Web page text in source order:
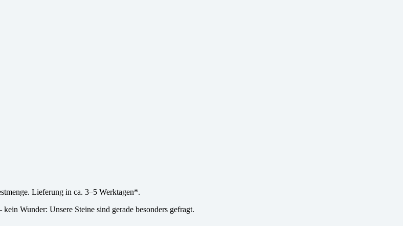
Lieferung in ca. 3–5 Werktagen*.
Wunder: Unsere Steine sind gerade besonders gefragt.